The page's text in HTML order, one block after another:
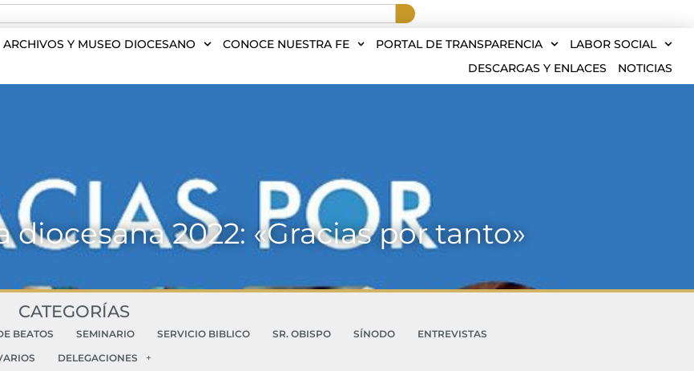
ARCHIVOS Y MUSEO DIOCESANO CONOCE NUESTRA FE PORTAL DE TRANSPARENCIA
LABOR SOCIAL
DESCARGAS Y ENLACES
NOTICIAS
diocesana 2022: «Gracias por tanto»
CATEGORÍAS
BEATOS SEMINARIO SERVICIO BIBLICO SR. OBISPO SÍNODO
ENTREVISTAS
DELEGACIONES